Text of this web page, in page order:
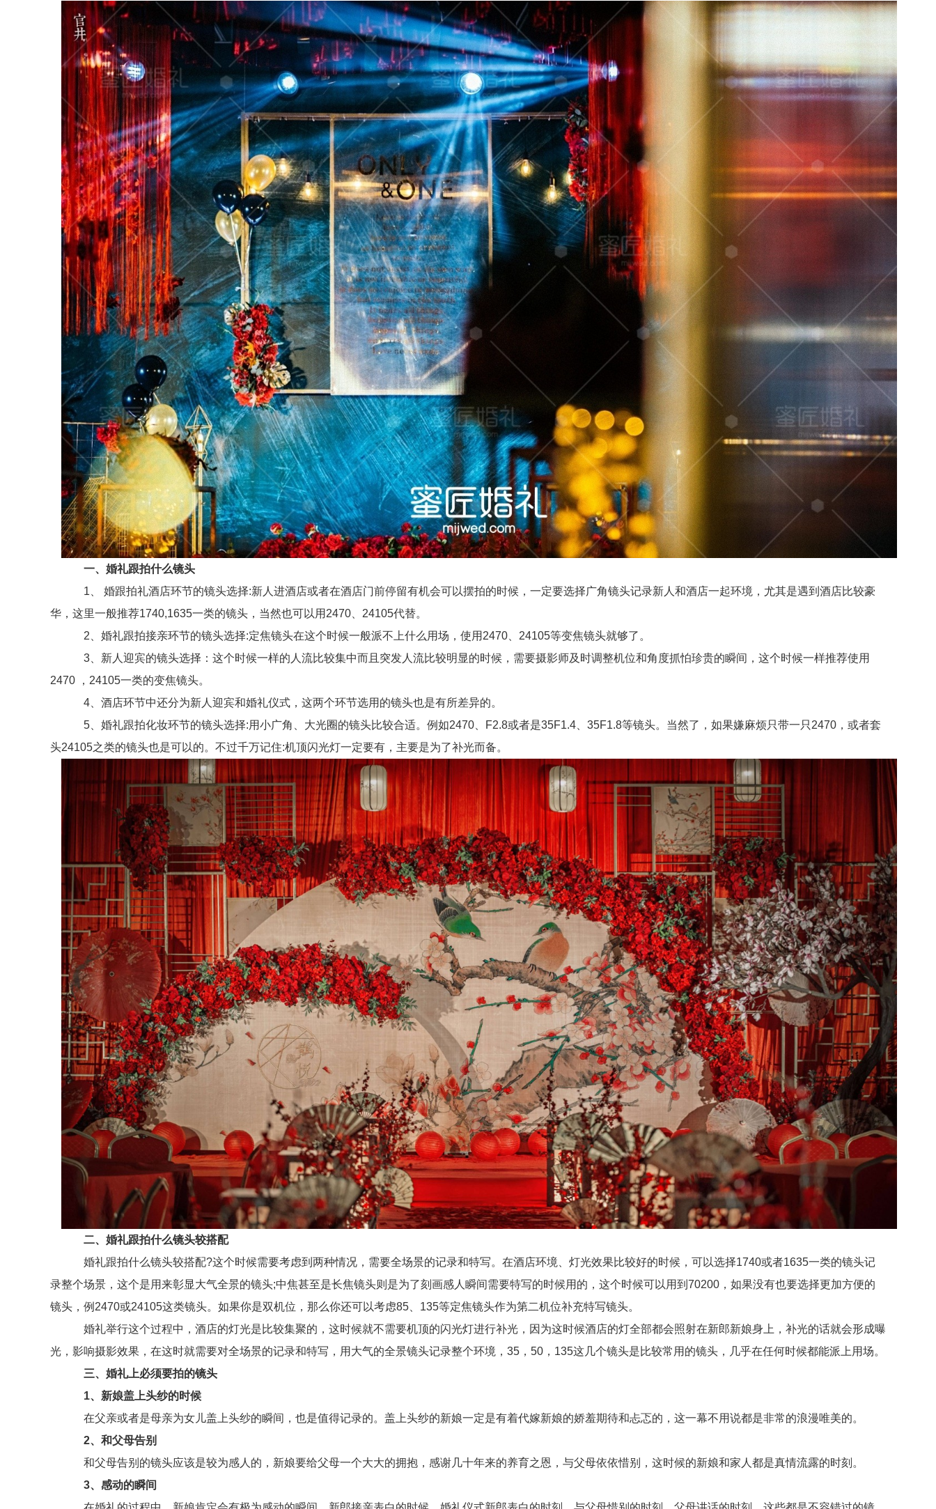
一、婚礼跟拍什么镜头
1、 婚跟拍礼酒店环节的镜头选择:新人进酒店或者在酒店门前停留有机会可以摆拍的时候，一定要选择广角镜头记录新人和酒店一起环境，尤其是遇到酒店比较豪
华，这里一般推荐1740,1635一类的镜头，当然也可以用2470、24105代替。
2、婚礼跟拍接亲环节的镜头选择:定焦镜头在这个时候一般派不上什么用场，使用2470、24105等变焦镜头就够了。
3、新人迎宾的镜头选择：这个时候一样的人流比较集中而且突发人流比较明显的时候，需要摄影师及时调整机位和角度抓怕珍贵的瞬间，这个时候一样推荐使用
2470 ，24105一类的变焦镜头。
4、酒店环节中还分为新人迎宾和婚礼仪式，这两个环节选用的镜头也是有所差异的。
5、婚礼跟拍化妆环节的镜头选择:用小广角、大光圈的镜头比较合适。例如2470、F2.8或者是35F1.4、35F1.8等镜头。当然了，如果嫌麻烦只带一只2470，或者套
头24105之类的镜头也是可以的。不过千万记住:机顶闪光灯一定要有，主要是为了补光而备。
二、婚礼跟拍什么镜头较搭配
婚礼跟拍什么镜头较搭配?这个时候需要考虑到两种情况，需要全场景的记录和特写。在酒店环境、灯光效果比较好的时候，可以选择1740或者1635一类的镜头记
录整个场景，这个是用来彰显大气全景的镜头;中焦甚至是长焦镜头则是为了刻画感人瞬间需要特写的时候用的，这个时候可以用到70200，如果没有也要选择更加方便的
镜头，例2470或24105这类镜头。如果你是双机位，那么你还可以考虑85、135等定焦镜头作为第二机位补充特写镜头。
婚礼举行这个过程中，酒店的灯光是比较集聚的，这时候就不需要机顶的闪光灯进行补光，因为这时候酒店的灯全部都会照射在新郎新娘身上，补光的话就会形成曝
光，影响摄影效果，在这时就需要对全场景的记录和特写，用大气的全景镜头记录整个环境，35，50，135这几个镜头是比较常用的镜头，几乎在任何时候都能派上用场。
三、婚礼上必须要拍的镜头
1、新娘盖上头纱的时候
在父亲或者是母亲为女儿盖上头纱的瞬间，也是值得记录的。盖上头纱的新娘一定是有着代嫁新娘的娇羞期待和忐忑的，这一幕不用说都是非常的浪漫唯美的。
2、和父母告别
和父母告别的镜头应该是较为感人的，新娘要给父母一个大大的拥抱，感谢几十年来的养育之恩，与父母依依惜别，这时候的新娘和家人都是真情流露的时刻。
3、感动的瞬间